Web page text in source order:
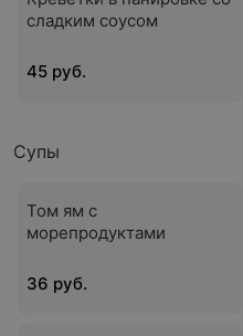
сладким соусом
45 руб.
Супы
Том ям с
морепродуктами
36 руб.